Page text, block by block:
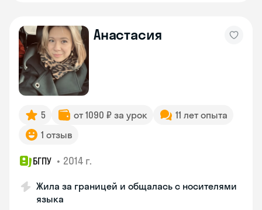
Анастасия
5 от 1090 ₽ за урок
11 лет опыта
1 отзыв
БГПУ • 2014 г.
Жила за границей и общалась с носителями
языка